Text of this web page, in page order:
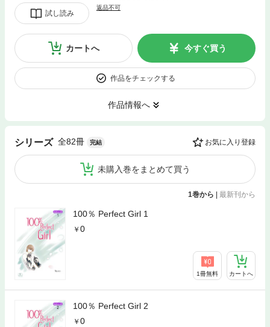
試し読み
返品不可
カートへ 今すぐ買う
作品をチェックする
作品情報へ
シリーズ 全82冊 完結 お気に入り登録
未購入巻をまとめて買う
1巻から | 最新刊から
100％ Perfect Girl 1
0
1冊無料 カートへ
100％ Perfect Girl 2
0